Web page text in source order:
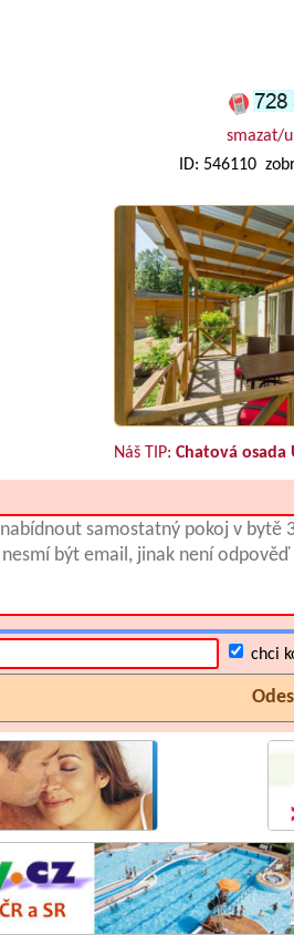
smazat/
ID: 546110
Náš TIP: Chatová osada
chci